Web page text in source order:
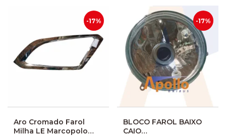
-17%
Aro Cromado Farol
Milha LE Marcopolo
-17%
BLOCO FAROL BAIXO
CAIO